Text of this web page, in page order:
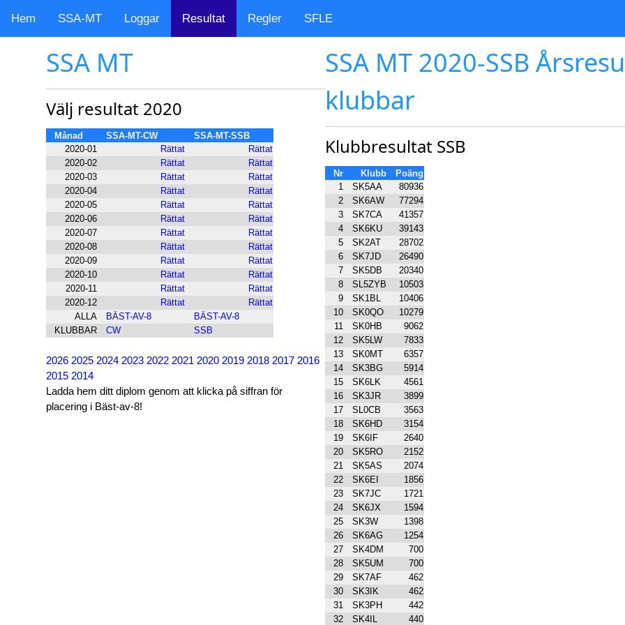
Hem SSA-MT Loggar Resultat Regler SFLE
SSA MT
Välj resultat 2020
Månad SSA-MT-CW
SSA-MT-SSB
2020-01
Rättat
Rättat
2020-02
Rättat
Rättat
2020-03
Rättat
Rättat
2020-04
Rättat
Rättat
2020-05
Rättat
Rättat
2020-06
Rättat
Rättat
2020-07
Rättat
Rättat
2020-08
Rättat
Rättat
2020-09
Rättat
Rättat
2020-10
Rättat
Rättat
2020-11
Rättat
Rättat
2020-12
Rättat
Rättat
ALLA
BÄST-AV-8
BÄST-AV-8
KLUBBAR
CW SSB
2026 2025 2024 2023 2022 2021 2020 2019 2018 2017 2016
2015 2014
Ladda hem ditt diplom genom att klicka på siffran för
placering i Bäst-av-8!
SSA MT 2020-SSB
klubbar
Klubbresultat SSB
Nr Klubb
Poäng
1
SK5AA
80936
2
SK6AW
77294
3
SK7CA
41357
4
SK6KU
39143
5
SK2AT
28702
6
SK7JD
26490
7
SK5DB
20340
8
SL5ZYB
10503
9
SK1BL
10406
10
SK0QO
10279
11
SK0HB
9062
12
SK5LW
7833
13
SK0MT
6357
14
SK3BG
5914
15
SK6LK
4561
16
SK3JR
3899
17
SL0CB
3563
18
SK6HD
3154
19
SK6IF
2640
20
SK5RO
2152
21
SK5AS
2074
22
SK6EI
1856
23
SK7JC
1721
24
SK6JX
1594
25
SK3W
1398
26
SK6AG
1254
27
SK4DM
700
28
SK5UM
700
29
SK7AF
462
30
SK3IK
462
31
SK3PH
442
32
SK4IL 440